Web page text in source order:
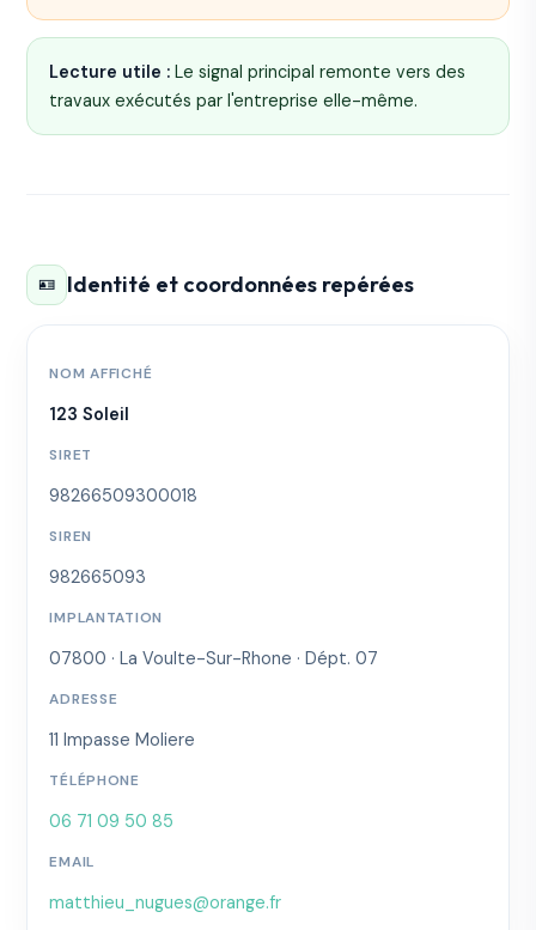
Lecture utile : Le signal principal remonte vers des
travaux exécutés par l'entreprise elle-même.
🪪 Identité et coordonnées repérées
NOM AFFICHÉ
123 Soleil
SIRET
98266509300018
SIREN
982665093
IMPLANTATION
07800 · La Voulte-Sur-Rhone · Dépt. 07
ADRESSE
11 Impasse Moliere
TÉLÉPHONE
06 71 09 50 85
EMAIL
matthieu_nugues@orange.fr